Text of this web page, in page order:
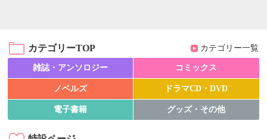
カテゴリーTOP カテゴリー一覧
雑誌・アンソロジー コミックス
ノベルズ ドラマCD・DVD
電子書籍 グッズ・その他